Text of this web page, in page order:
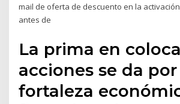
mail de oferta de descuento en la
antes de
La prima en
acciones se da por
fortaleza